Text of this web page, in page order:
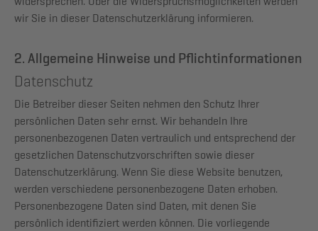
wir Sie in dieser Datenschutzerklärung informieren.
2. Allgemeine Hinweise und Pflichtinformationen
Datenschutz
Die Betreiber dieser Seiten nehmen den Schutz Ihrer
persönlichen Daten sehr ernst. Wir behandeln Ihre
personenbezogenen Daten vertraulich und entsprechend der
gesetzlichen Datenschutzvorschriften sowie dieser
Datenschutzerklärung. Wenn Sie diese Website benutzen,
werden verschiedene personenbezogene Daten erhoben.
Personenbezogene Daten sind Daten, mit denen Sie
persönlich identifiziert werden können. Die vorliegende